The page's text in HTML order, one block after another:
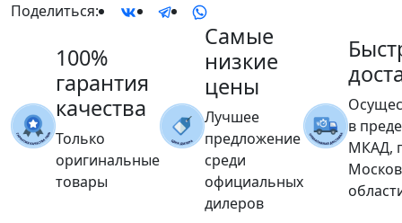
Поделиться:
100%
гарантия
качества
Только
оригинальные
товары
Самые
низкие
цены
Лучшее
предложение
среди
официальных
дилеров
в
МКАД,